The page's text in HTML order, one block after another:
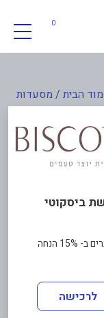
0
הבית / מסעדות
ביסקוטי
15% הנחה
לרכישה